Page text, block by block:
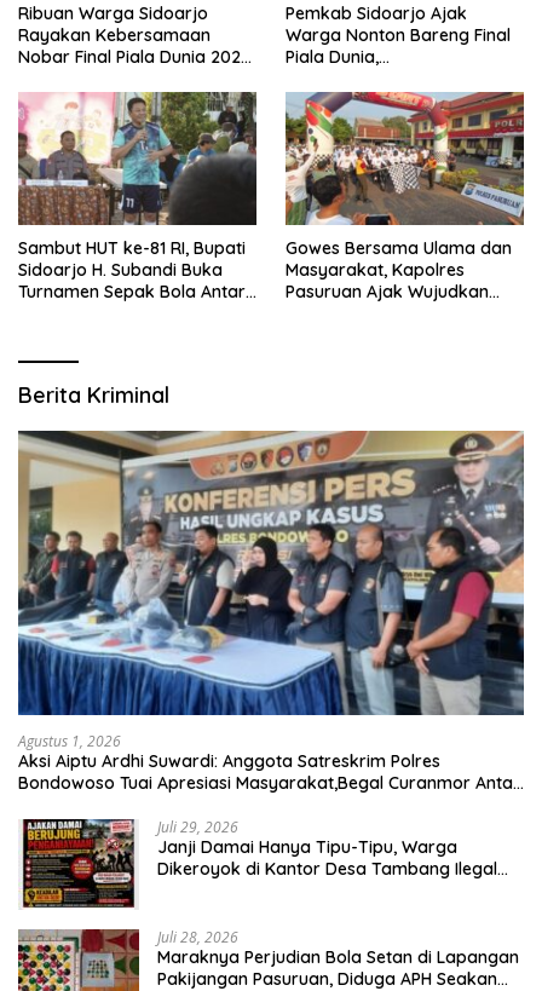
Ribuan Warga Sidoarjo
Rayakan Kebersamaan
Nobar Final Piala Dunia 2026
Forkopimda
Pemkab Sidoarjo Ajak
Warga Nonton Bareng Final
Piala Dunia,
Sambut HUT ke-81 RI, Bupati
Sidoarjo H. Subandi Buka
Turnamen Sepak Bola Antar
Gowes Bersama Ulama dan
Masyarakat, Kapolres
Pasuruan Ajak Wujudkan
Berita Kriminal
Agustus 1, 2026
Aksi Aiptu Ardhi Suwardi: Anggota Satreskrim Polres
Bondowoso Tuai Apresiasi Masyarakat,Begal Curanmor Antar
Juli 29, 2026
Janji Damai Hanya Tipu-Tipu, Warga
Dikeroyok di Kantor Desa Tambang Ilegal
Juli 28, 2026
Maraknya Perjudian Bola Setan di Lapangan
Pakijangan Pasuruan, Diduga APH Seakan